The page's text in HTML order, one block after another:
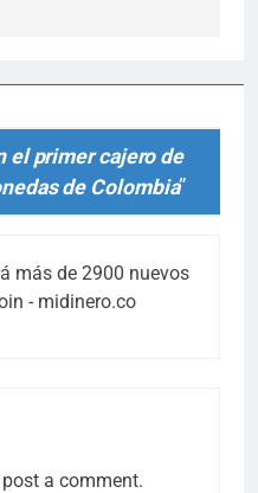
el primer cajero de
de Colombia”
más de 2900 nuevos
- midinero.co
a comment.